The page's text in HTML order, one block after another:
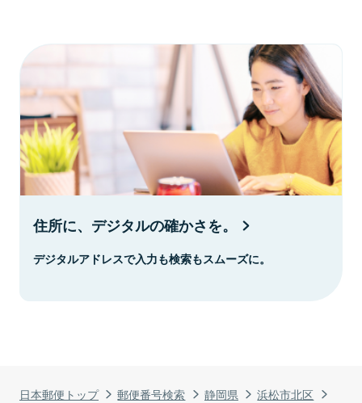
日本郵便トップ 郵便番号検索 静岡県
浜松市北区
住所に、デジタルの確かさを。
デジタルアドレスで入力も検索もスムーズに。